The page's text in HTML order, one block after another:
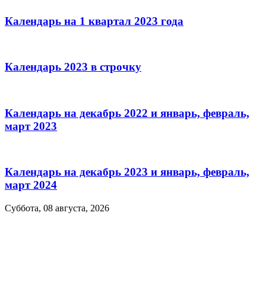
Календарь на 1 квартал 2023 года
Календарь 2023 в строчку
Календарь на декабрь 2022 и январь, февраль,
март 2023
Календарь на декабрь 2023 и январь, февраль,
март 2024
Суббота, 08 августа, 2026